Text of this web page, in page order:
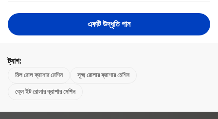
একটি উদ্ধৃতি পান
ট্যাগ:
মিল রোল ক্রাশার মেশিন সূক্ষ্ম রোলার ক্রাশার মেশিন
ক্লে ইট রোলার ক্রাশার মেশিন